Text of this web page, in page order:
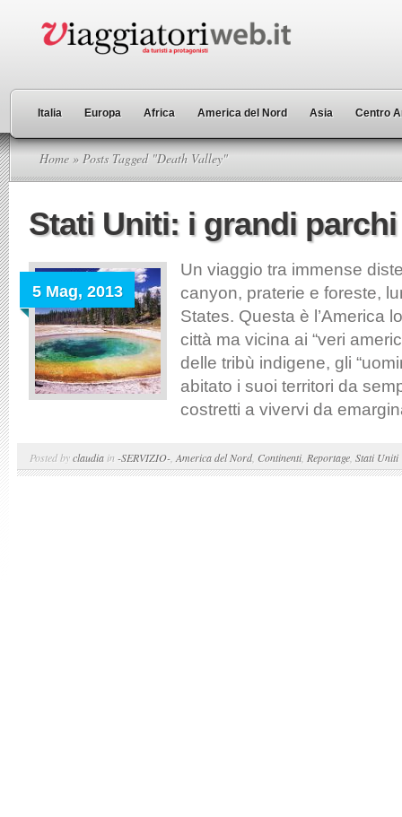
Italia Europa Africa America del Nord Asia Centro
Home » Posts Tagged "Death Valley"
Stati Uniti: i grandi parchi
5 Mag, 2013
Un viaggio tra immense
canyon, praterie e foreste,
States. Questa è l’America
città ma vicina ai “veri
delle tribù indigene, gli
abitato i suoi territori da
costretti a vivervi da
Posted byclaudia in -SERVIZIO- America del Nord, Continenti, Reportage Stati Uniti